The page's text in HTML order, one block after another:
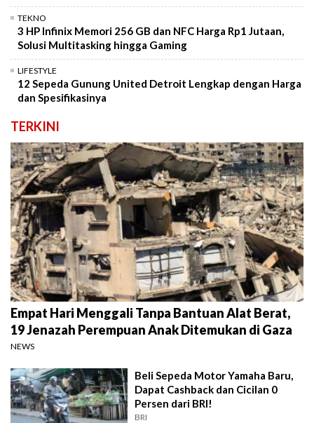
TEKNO
3 HP Infinix Memori 256 GB dan NFC Harga Rp1 Jutaan,
Solusi Multitasking hingga Gaming
LIFESTYLE
12 Sepeda Gunung United Detroit Lengkap dengan Harga
dan Spesifikasinya
TERKINI
Empat Hari Menggali Tanpa Bantuan Alat Berat,
19 Jenazah Perempuan Anak Ditemukan di Gaza
NEWS
Beli Sepeda Motor Yamaha Baru,
Dapat Cashback dan Cicilan 0
Persen dari BRI!
BRI